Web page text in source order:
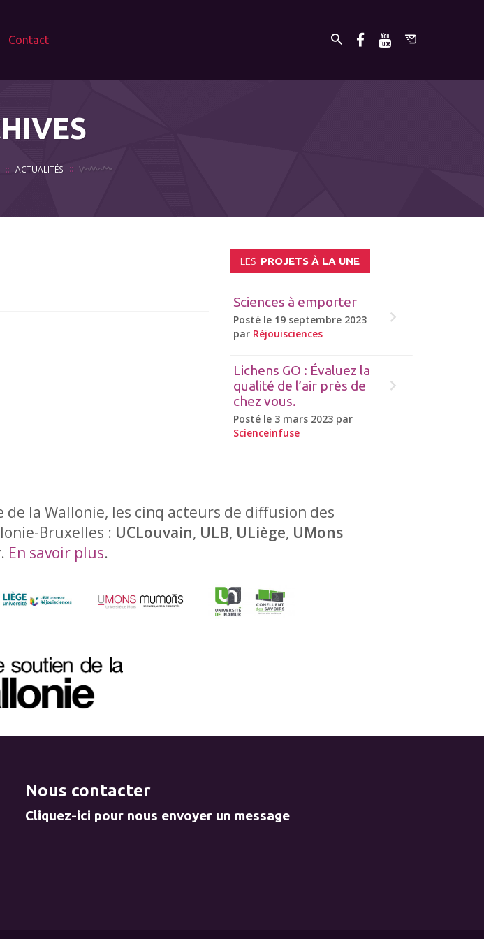
Contact
ACTUALITÉS
LES PROJETS À LA UNE
Sciences à emporter
Posté le 19 septembre 2023
par Réjouisciences
Lichens GO : Évaluez la
qualité de l’air près de
chez vous.
Posté le 3 mars 2023 par
Scienceinfuse
la Wallonie, les cinq acteurs de diffusion des
Bruxelles : UCLouvain, ULB, ULiège, UMons
. En savoir plus.
Nous contacter
Cliquez-ici pour nous envoyer un message